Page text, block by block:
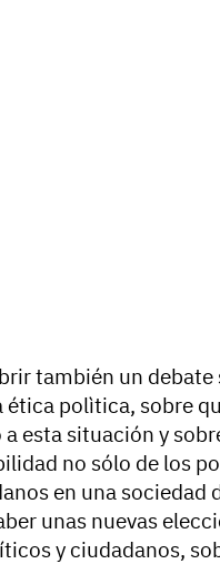
también un debate
ética polìtica, sobre
a esta situación y
no sólo de los
en una sociedad
unas nuevas
y ciudadanos,